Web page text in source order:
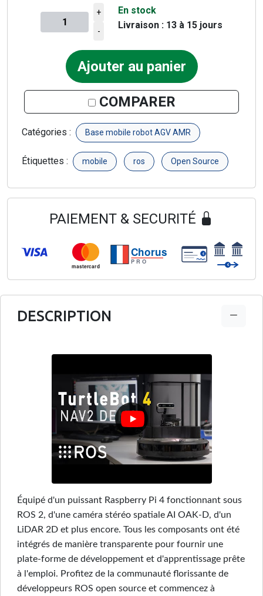
Quantité à ajouter au panier
+
-
En stock
Livraison : 13 à 15 jours
Ajouter au panier
COMPARER
Catégories : Base mobile robot AGV AMR
Étiquettes : mobile ros Open Source
PAIEMENT & SECURITÉ
mastercard
Chorus
PRO
€
€
DESCRIPTION
Équipé d'un puissant Raspberry Pi 4 fonctionnant sous
ROS 2, d'une caméra stéréo spatiale AI OAK-D, d'un
LiDAR 2D et plus encore. Tous les composants ont été
intégrés de manière transparente pour fournir une
plate-forme de développement et d'apprentissage prête
à l'emploi. Profitez de la communauté florissante de
développeurs ROS open source et commencez à